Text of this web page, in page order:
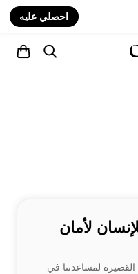
احصلي عليه
لأمان
لمساعدتنا في